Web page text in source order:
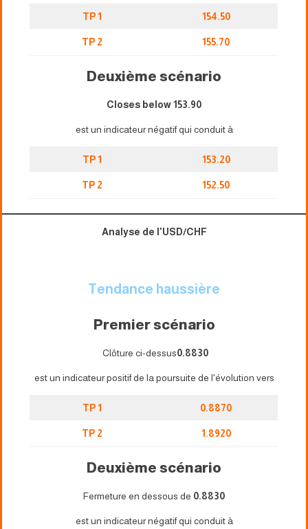
TP 1 154.50
TP 2 155.70
Deuxième scénario
Closes below 153.90
est un indicateur négatif qui conduit à
TP 1 153.20
TP 2 152.50
Analyse de l'USD/CHF
Tendance haussière
Premier scénario
Clôture ci-dessus0.8830
est un indicateur positif de la poursuite de l'évolution vers
TP 1 0.8870
TP 2 1.8920
Deuxième scénario
Fermeture en dessous de 0.8830
est un indicateur négatif qui conduit à